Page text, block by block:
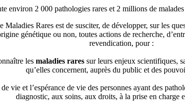
environ 2 000 pathologies rares et 2 millions de
Maladies Rares est de susciter, de développer, sur les
génétique ou non, toutes actions de recherche,
revendication, pour :
les maladies raressur leurs enjeux scientifiques,
qu’elles concernent, auprès du public et des
vie et l’espérance de vie des personnes ayant des
diagnostic, aux soins, aux droits, à la prise en charge